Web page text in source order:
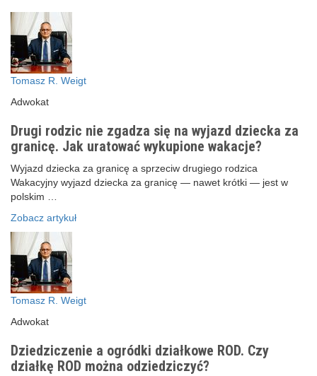
Tomasz R. Weigt
Adwokat
Drugi rodzic nie zgadza się na wyjazd dziecka za
granicę. Jak uratować wykupione wakacje?
Wyjazd dziecka za granicę a sprzeciw drugiego rodzica
Wakacyjny wyjazd dziecka za granicę — nawet krótki — jest w
polskim …
Zobacz artykuł
Tomasz R. Weigt
Adwokat
Dziedziczenie a ogródki działkowe ROD. Czy
działkę ROD można odziedziczyć?